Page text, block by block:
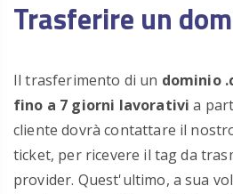
Trasferire un
Il trasferimento di un dominio
fino a 7 giorni lavorativi a
cliente dovrà contattare il
ticket, per ricevere il tag da
provider. Quest'ultimo, a sua